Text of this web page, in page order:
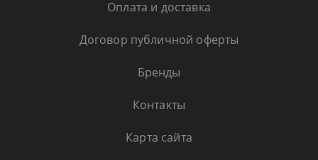
Оплата и доставка
Договор публичной оферты
Бренды
Контакты
Карта сайта